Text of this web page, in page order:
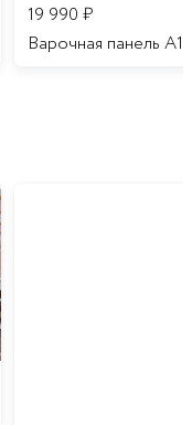
19 990 ₽
Варочная панель A16